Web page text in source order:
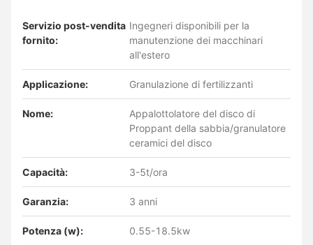
Servizio post-vendita
fornito:
Ingegneri disponibili per la
manutenzione dei macchinari
all'estero
Applicazione: Granulazione di fertilizzanti
Nome:
Appalottolatore del disco di
Proppant della sabbia/granulatore
ceramici del disco
Capacità: 3-5t/ora
Garanzia: 3 anni
Potenza (w): 0.55-18.5kw